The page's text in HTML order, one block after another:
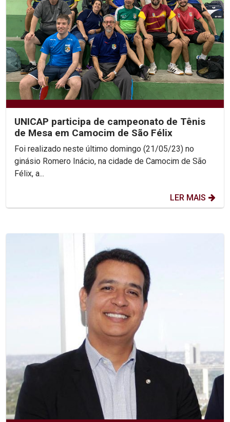
UNICAP participa de campeonato de Tênis
de Mesa em Camocim de São Félix
Foi realizado neste último domingo (21/05/23) no
ginásio Romero Inácio, na cidade de Camocim de São
Félix, a...
LER MAIS